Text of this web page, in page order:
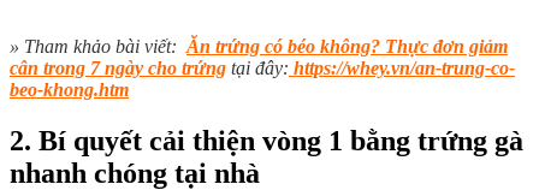
» Tham khảo bài viết: Ăn trứng có béo không? Thực đơn giảm
cân trong 7 ngày cho trứng tại đây: https://whey.vn/an-trung-co-
beo-khong.htm
2. Bí quyết cải thiện vòng 1 bằng trứng gà
nhanh chóng tại nhà